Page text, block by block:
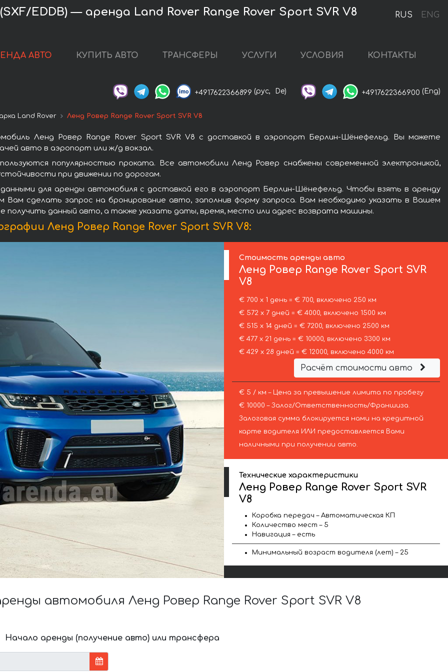
RUS ENG
EDDB) — аренда Land Rover Range Rover Sport SVR V8
АВТО КУПИТЬ АВТО ТРАНСФЕРЫ УСЛУГИ УСЛОВИЯ КОНТАКТЫ
+4917622366899 (рус, De) +4917622366900 (Eng)
Land Rover Ленд Ровер Range Rover Sport SVR V8
Ленд Ровер Range Rover Sport SVR V8 с доставкой в аэропорт Берлин-Шёнефельд. Вы можете
авто в аэропорт или ж/д вокзал.
популярностью проката. Все автомобили Ленд Ровер снабжены современной электроникой,
при движении по дорогам.
для аренды автомобиля с доставкой его в аэропорт Берлин-Шёнефельд. Чтобы взять в аренду
Вам сделать запрос на бронирование авто, заполнив форму запроса. Вам необходимо указать в Вашем
получить данный авто, а также указать даты, время, место или адрес возврата машины.
Ленд Ровер Range Rover Sport SVR V8:
Стоимость аренды авто
Ленд Ровер Range Rover Sport SVR
V8
€ 700 х 1 день = € 700, включено 250 км
€ 572 х 7 дней = € 4000, включено 1500 км
€ 515 х 14 дней = € 7200, включено 2500 км
€ 477 х 21 день = € 10000, включено 3300 км
€ 429 х 28 дней = € 12000, включено 4000 км
Расчёт стоимости авто
€ 5 / км – Цена за превышение лимита по пробегу
€ 10000 – Залог/Ответственность/Франшиза.
Залоговая сумма блокируется нами на кредитной
карте водителя ИЛИ предоставляется Вами
наличными при получении авто.
Технические характеристики
Ленд Ровер Range Rover Sport SVR
V8
Коробка передач – Автоматическая КП
Количество мест – 5
Навигация – есть
Минимальный возраст водителя (лет) – 25
автомобиля Ленд Ровер Range Rover Sport SVR V8
Начало аренды (получение авто) или трансфера